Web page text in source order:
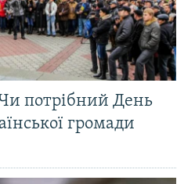
потрібний День
громади